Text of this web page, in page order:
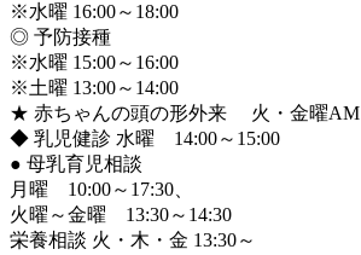
※水曜 16:00～18:00
◎ 予防接種
※水曜 15:00～16:00
※土曜 13:00～14:00
★ 赤ちゃんの頭の形外来 火・金曜AM
◆ 乳児健診 水曜 14:00～15:00
● 母乳育児相談
月曜 10:00～17:30、
火曜～金曜 13:30～14:30
栄養相談 火・木・金 13:30～